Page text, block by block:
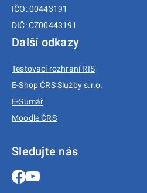
IČO: 00443191
DIČ: CZ00443191
Další odkazy
Testovací rozhraní RIS
E-Shop ČRS Služby s.r.o.
E-Sumář
Moodle ČRS
Sledujte nás